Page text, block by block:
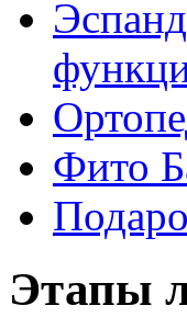
Фито
Этапы